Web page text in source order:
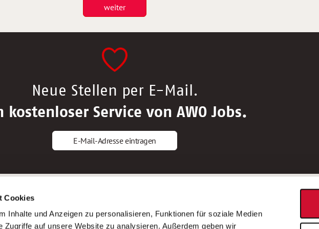
Cookies
Inhalte und Anzeigen zu personalisieren, Funktionen für soziale Medien
Zugriffe auf unsere Website zu analysieren. Außerdem geben wir
weiter
Neue Stellen per E-Mail.
kostenloser Service von AWO Jobs.
E-Mail-Adresse eintragen
Altenpfleger*in
Krankenpfleger*in
AWO Gliederungen nach Bundesland
Stellenangebote nach Bundesländern